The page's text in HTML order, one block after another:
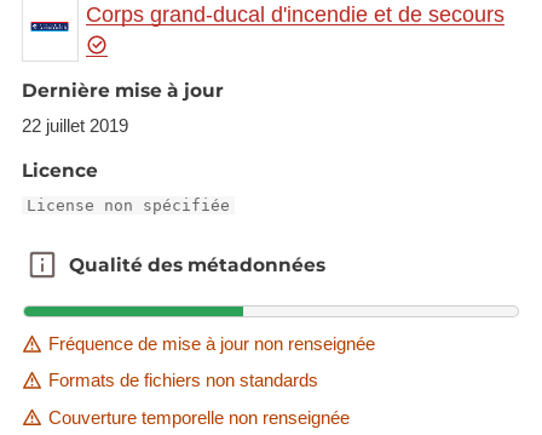
Corps grand-ducal d'incendie et de secours
Dernière mise à jour
22 juillet 2019
Licence
License non spécifiée
Qualité des métadonnées
Qualité des métadonnées
Fréquence de mise à jour non renseignée
Formats de fichiers non standards
Couverture temporelle non renseignée